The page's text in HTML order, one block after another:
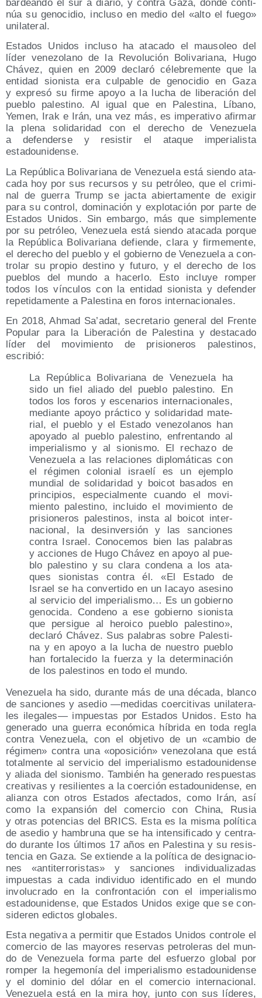
bar­dean­do el sur a dia­rio, y con­tra Gaza, don­de con­ti­
núa su geno­ci­dio, inclu­so en medio del «alto el fue­go»
unilateral.
Esta­dos Uni­dos inclu­so ha ata­ca­do el mau­so­leo del
líder vene­zo­lano de la Revo­lu­ción Boli­va­ria­na, Hugo
Chá­vez, quien en 2009 decla­ró céle­bre­men­te que la
enti­dad sio­nis­ta era cul­pa­ble de geno­ci­dio en Gaza
y expre­só su fir­me apo­yo a la lucha de libe­ra­ción del
pue­blo pales­tino. Al igual que en Pales­ti­na, Líbano,
Yemen, Irak e Irán, una vez más, es impe­ra­ti­vo afir­mar
la ple­na soli­da­ri­dad con el dere­cho de Vene­zue­la
a defen­der­se y resis­tir el ata­que impe­ria­lis­ta
estadounidense.
La Repú­bli­ca Boli­va­ria­na de Vene­zue­la está sien­do ata­
ca­da hoy por sus recur­sos y su petró­leo, que el cri­mi­
nal de gue­rra Trump se jac­ta abier­ta­men­te de exi­gir
para su con­trol, domi­na­ción y explo­ta­ción por par­te de
Esta­dos Uni­dos. Sin embar­go, más que sim­ple­men­te
por su petró­leo, Vene­zue­la está sien­do ata­ca­da por­que
la Repú­bli­ca Boli­va­ria­na defien­de, cla­ra y fir­me­men­te,
el dere­cho del pue­blo y el gobierno de Vene­zue­la a con­
tro­lar su pro­pio des­tino y futu­ro, y el dere­cho de los
pue­blos del mun­do a hacer­lo. Esto inclu­ye rom­per
todos los víncu­los con la enti­dad sio­nis­ta y defen­der
repe­ti­da­men­te a Pales­ti­na en foros internacionales.
En 2018, Ahmad Sa’adat, secre­ta­rio gene­ral del Fren­te
Popu­lar para la Libe­ra­ción de Pales­ti­na y des­ta­ca­do
líder del movi­mien­to de pri­sio­ne­ros pales­ti­nos,
escribió:
La Repú­bli­ca Boli­va­ria­na de Vene­zue­la ha
sido un fiel alia­do del pue­blo pales­tino. En
todos los foros y esce­na­rios inter­na­cio­na­les,
median­te apo­yo prác­ti­co y soli­da­ri­dad mate­
rial, el pue­blo y el Esta­do vene­zo­la­nos han
apo­ya­do al pue­blo pales­tino, enfren­tan­do al
impe­ria­lis­mo y al sio­nis­mo. El recha­zo de
Vene­zue­la a las rela­cio­nes diplo­má­ti­cas con
el régi­men colo­nial israe­lí es un ejem­plo
mun­dial de soli­da­ri­dad y boi­cot basa­dos en
prin­ci­pios, espe­cial­men­te cuan­do el movi­
mien­to pales­tino, inclui­do el movi­mien­to de
pri­sio­ne­ros pales­ti­nos, ins­ta al boi­cot inter­
na­cio­nal, la des­in­ver­sión y las san­cio­nes
con­tra Israel. Cono­ce­mos bien las pala­bras
y accio­nes de Hugo Chá­vez en apo­yo al pue­
blo pales­tino y su cla­ra con­de­na a los ata­
ques sio­nis­tas con­tra él. «El Esta­do de
Israel se ha con­ver­ti­do en un laca­yo ase­sino
al ser­vi­cio del impe­ria­lis­mo… Es un gobierno
geno­ci­da. Con­deno a ese gobierno sio­nis­ta
que per­si­gue al heroi­co pue­blo pales­tino»,
decla­ró Chá­vez. Sus pala­bras sobre Pales­ti­
na y en apo­yo a la lucha de nues­tro pue­blo
han for­ta­le­ci­do la fuer­za y la deter­mi­na­ción
de los pales­ti­nos en todo el mundo.
Vene­zue­la ha sido, duran­te más de una déca­da, blan­co
de san­cio­nes y ase­dio —medi­das coer­ci­ti­vas uni­la­te­ra­
les ile­ga­les— impues­tas por Esta­dos Uni­dos. Esto ha
gene­ra­do una gue­rra eco­nó­mi­ca híbri­da en toda regla
con­tra Vene­zue­la, con el obje­ti­vo de un «cam­bio de
régi­men» con­tra una «opo­si­ción» vene­zo­la­na que está
total­men­te al ser­vi­cio del impe­ria­lis­mo esta­dou­ni­den­se
y alia­da del sio­nis­mo. Tam­bién ha gene­ra­do res­pues­tas
crea­ti­vas y resi­lien­tes a la coer­ción esta­dou­ni­den­se, en
alian­za con otros Esta­dos afec­ta­dos, como Irán, así
como la expan­sión del comer­cio con Chi­na, Rusia
y otras poten­cias del BRICS. Esta es la mis­ma polí­ti­ca
de ase­dio y ham­bru­na que se ha inten­si­fi­ca­do y cen­tra­
do duran­te los últi­mos 17 años en Pales­ti­na y su resis­
ten­cia en Gaza. Se extien­de a la polí­ti­ca de desig­na­cio­
nes «anti­te­rro­ris­tas» y san­cio­nes indi­vi­dua­li­za­das
impues­tas a cada indi­vi­duo iden­ti­fi­ca­do en el mun­do
invo­lu­cra­do en la con­fron­ta­ción con el impe­ria­lis­mo
esta­dou­ni­den­se, que Esta­dos Uni­dos exi­ge que se con­
si­de­ren edic­tos globales.
Esta nega­ti­va a per­mi­tir que Esta­dos Uni­dos con­tro­le el
comer­cio de las mayo­res reser­vas petro­le­ras del mun­
do de Vene­zue­la for­ma par­te del esfuer­zo glo­bal por
rom­per la hege­mo­nía del impe­ria­lis­mo esta­dou­ni­den­se
y el domi­nio del dólar en el comer­cio inter­na­cio­nal.
Vene­zue­la está en la mira hoy, jun­to con sus líde­res,